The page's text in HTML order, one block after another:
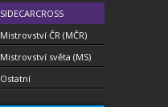
SIDECARCROSS
Mistrovství ČR (MČR)
Mistrovství světa (MS)
Ostatní